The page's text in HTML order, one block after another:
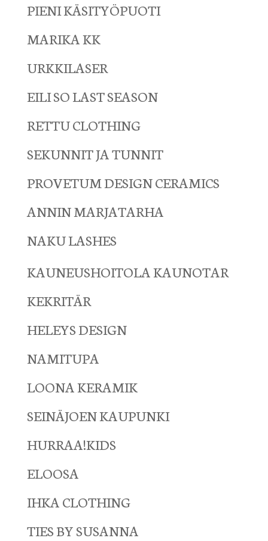
PIENI KÄSITYÖPUOTI
MARIKA KK
URKKILASER
EILI SO LAST SEASON
RETTU CLOTHING
SEKUNNIT JA TUNNIT
PROVETUM DESIGN CERAMICS
ANNIN MARJATARHA
NAKU LASHES
KAUNEUSHOITOLA KAUNOTAR
KEKRITÄR
HELEYS DESIGN
NAMITUPA
LOONA KERAMIK
SEINÄJOEN KAUPUNKI
HURRAA!KIDS
ELOOSA
IHKA CLOTHING
TIES BY SUSANNA